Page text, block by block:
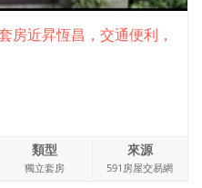
房近昇恆昌，交通便利，
類型
獨立套房
來源
591房屋交易網